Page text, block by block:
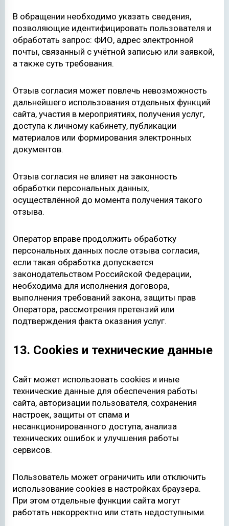
В обращении необходимо указать сведения,
позволяющие идентифицировать пользователя и
обработать запрос: ФИО, адрес электронной
почты, связанный с учётной записью или заявкой,
а также суть требования.
Отзыв согласия может повлечь невозможность
дальнейшего использования отдельных функций
сайта, участия в мероприятиях, получения услуг,
доступа к личному кабинету, публикации
материалов или формирования электронных
документов.
Отзыв согласия не влияет на законность
обработки персональных данных,
осуществлённой до момента получения такого
отзыва.
Оператор вправе продолжить обработку
персональных данных после отзыва согласия,
если такая обработка допускается
законодательством Российской Федерации,
необходима для исполнения договора,
выполнения требований закона, защиты прав
Оператора, рассмотрения претензий или
подтверждения факта оказания услуг.
13. Cookies и технические данные
Сайт может использовать cookies и иные
технические данные для обеспечения работы
сайта, авторизации пользователя, сохранения
настроек, защиты от спама и
несанкционированного доступа, анализа
технических ошибок и улучшения работы
сервисов.
Пользователь может ограничить или отключить
использование cookies в настройках браузера.
При этом отдельные функции сайта могут
работать некорректно или стать недоступными.